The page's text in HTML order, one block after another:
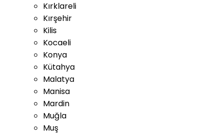
Kırklareli
Kırşehir
Kilis
Kocaeli
Konya
Kütahya
Malatya
Manisa
Mardin
Muğla
Muş